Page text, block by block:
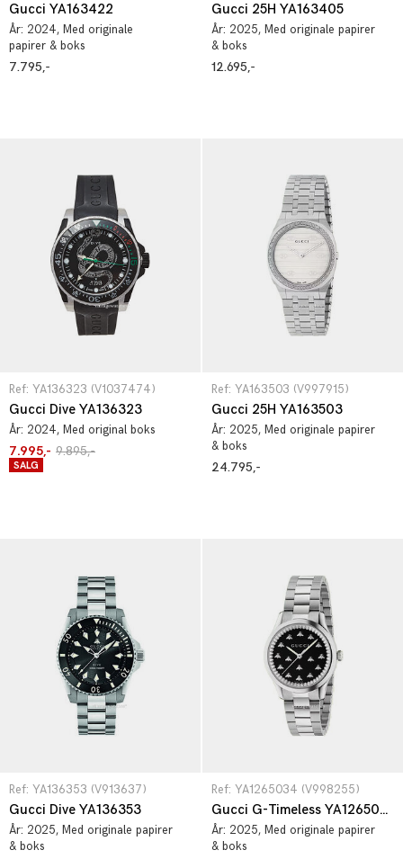
Gucci YA163422
År: 2024, Med originale
papirer & boks
7.795,-
Gucci 25H YA163405
År: 2025, Med originale papirer
& boks
12.695,-
Ref: YA136323 (V1037474)
Gucci Dive YA136323
År: 2024, Med original boks
7.995,- 9.895,-
SALG
Ref: YA163503 (V997915)
Gucci 25H YA163503
År: 2025, Med originale papirer
& boks
24.795,-
Ref: YA136353 (V913637)
Gucci Dive YA136353
År: 2025, Med originale papirer
& boks
Ref: YA1265034 (V998255)
Gucci G-Timeless YA1265034
År: 2025, Med originale papirer
& boks